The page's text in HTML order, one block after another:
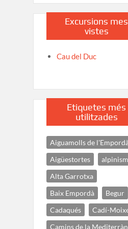
Excursions mes
vistes
Cau del Duc
Etiquetes més
utilitzades
Aiguamolls de
Aigüestortes
Alta Garrotxa
Baix Empordà
Begur
Cadaqués
Cadí-
Camins de la